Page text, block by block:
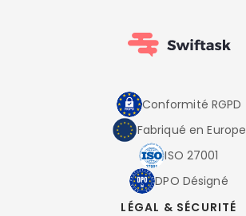
Conformité RGPD
Fabriqué en Europe
ISO 27001
DPO Désigné
LÉGAL & SÉCURITÉ